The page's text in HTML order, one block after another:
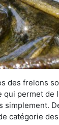
des frelons
qui permet de
simplement.
catégorie